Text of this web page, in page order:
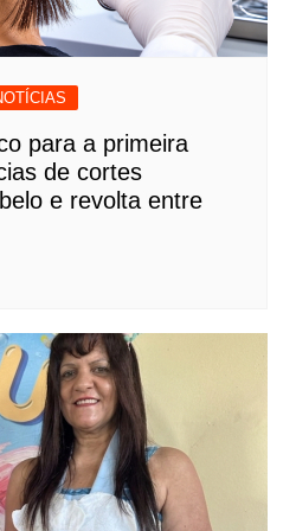
para a primeira
de cortes
e revolta entre